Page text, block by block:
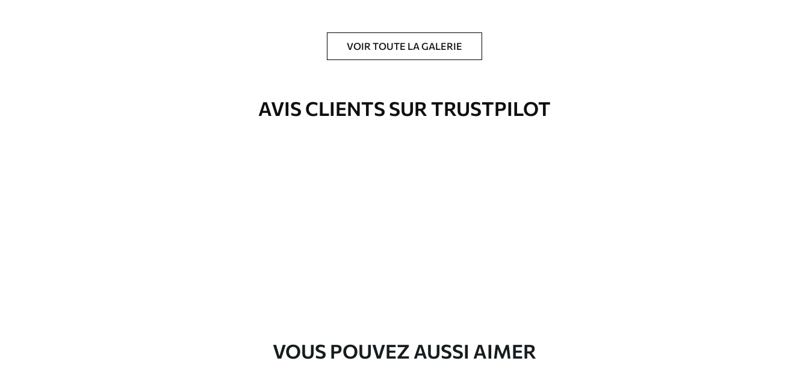
Imprimé sur commande et livré en rouleaux jusqu’à 50 cm de large.
VOIR TOUTE LA GALERIE
AVIS CLIENTS SUR TRUSTPILOT
VOUS POUVEZ AUSSI AIMER